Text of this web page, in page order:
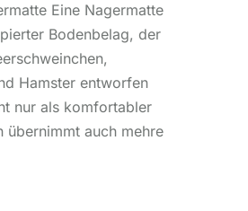
Eine Nagermatte
Bodenbelag, der
Hamster entworfen
nur als komfortabler
übernimmt auch mehre